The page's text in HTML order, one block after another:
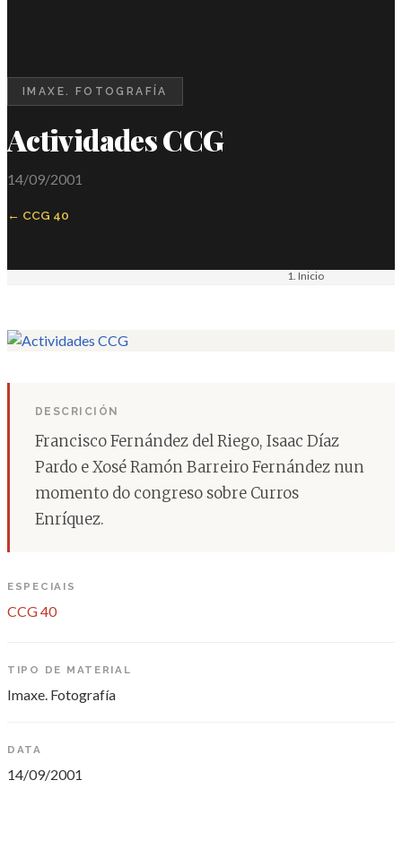
IMAXE. FOTOGRAFÍA
Actividades CCG
14/09/2001
CCG 40
Inicio
DESCRICIÓN
Francisco Fernández del Riego, Isaac Díaz
Pardo e Xosé Ramón Barreiro Fernández nun
momento do congreso sobre Curros
Enríquez.
ESPECIAIS
CCG 40
TIPO DE MATERIAL
Imaxe. Fotografía
DATA
14/09/2001